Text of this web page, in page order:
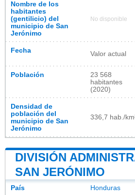
Nombre de los
habitantes
(gentilicio) del
municipio de San
Jerónimo
No disponible
Fecha Valor actual
Población
23 568
habitantes
(2020)
Densidad de
población del
municipio de San
Jerónimo
336,7 hab./
DIVISIÓN
SAN JERÓNIMO
País Honduras